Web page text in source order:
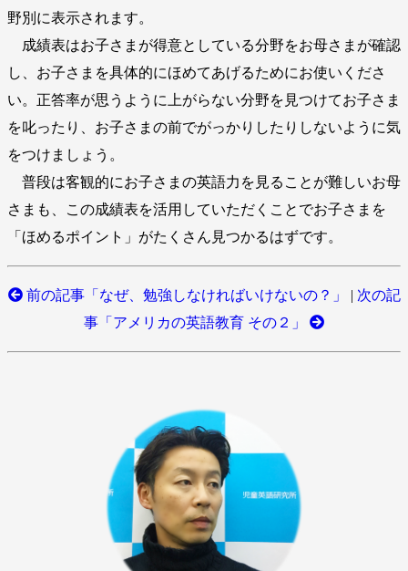
野別に表示されます。
成績表はお子さまが得意としている分野をお母さまが確認
し、お子さまを具体的にほめてあげるためにお使いくださ
い。正答率が思うように上がらない分野を見つけてお子さま
を叱ったり、お子さまの前でがっかりしたりしないように気
をつけましょう。
普段は客観的にお子さまの英語力を見ることが難しいお母
さまも、この成績表を活用していただくことでお子さまを
「ほめるポイント」がたくさん見つかるはずです。
前の記事「なぜ、勉強しなければいけないの？」
次の記
事「アメリカの英語教育 その２」